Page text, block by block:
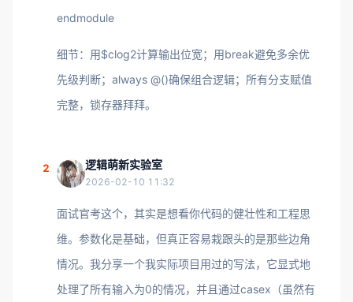
endmodule
细节：用$clog2计算输出位宽；用break避免多余优
先级判断；always @()确保组合逻辑；所有分支赋值
完整，锁存器拜拜。
2 逻辑萌新实验室
2026-02-10 11:32
面试官考这个，其实是想看你代码的健壮性和工程思
维。参数化是基础，但真正容易栽跟头的是那些边角
情况。我分享一个我实际项目用过的写法，它显式地
处理了所有输入为0的情况，并且通过casex（虽然有